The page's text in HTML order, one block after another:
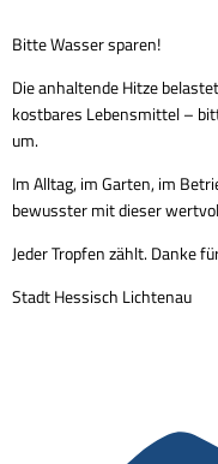
Bitte Wasser sparen!
Die anhaltende Hitze
kostbares Lebensmittel –
um.
Im Alltag, im Garten, im
bewusster mit dieser
Jeder Tropfen zählt. Danke
Stadt Hessisch Lichtenau